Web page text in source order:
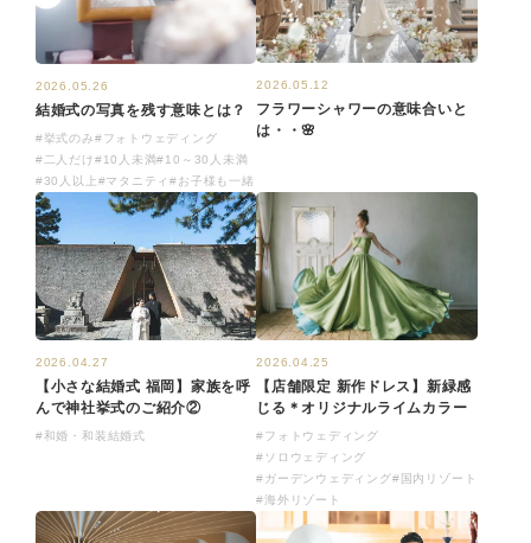
2026.05.26
結婚式の写真を残す意味とは？
#挙式のみ#フォトウェディング
#二人だけ#10人未満#10～30人未満
#30人以上#マタニティ#お子様も一緒
2026.05.12
フラワーシャワーの意味合いと
は・・🌸
2026.04.27
【小さな結婚式 福岡】家族を呼
んで神社挙式のご紹介②
#和婚・和装結婚式
2026.04.25
【店舗限定 新作ドレス】新緑感
じる＊オリジナルライムカラー
#フォトウェディング
#ソロウェディング
#ガーデンウェディング#国内リゾート
#海外リゾート